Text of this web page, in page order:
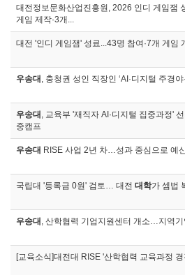
대전정보문화산업진흥원, 2026 인디 게임잼
게임 제작·3개...
대전 '인디 게임잼' 성료...43명 참여·7개 게임
우송대 , 충청권 성인 직장인 ‘AI·디지털 주경
우송대 , 교육부 '재직자 AI·디지털 집중과정'
중캠프
우송대 RISE 사업 2년 차…성과 중심으로 예
국립대 '등록금 0원' 검토… 대전 대학가 셈법
우송대 , 산학협력 기업지원센터 개소…지역기
[교육소식]대전대 RISE '산학협력 교육과정